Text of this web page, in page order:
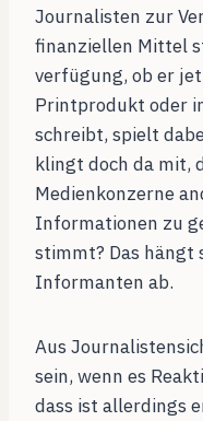
Journalisten zur
finanziellen Mittel
verfügung, ob er
Printprodukt oder
schreibt, spielt
klingt doch da mit,
Medienkonzerne
Informationen zu
stimmt? Das hängt
Informanten ab.
Aus
sein, wenn es
dass ist allerdings